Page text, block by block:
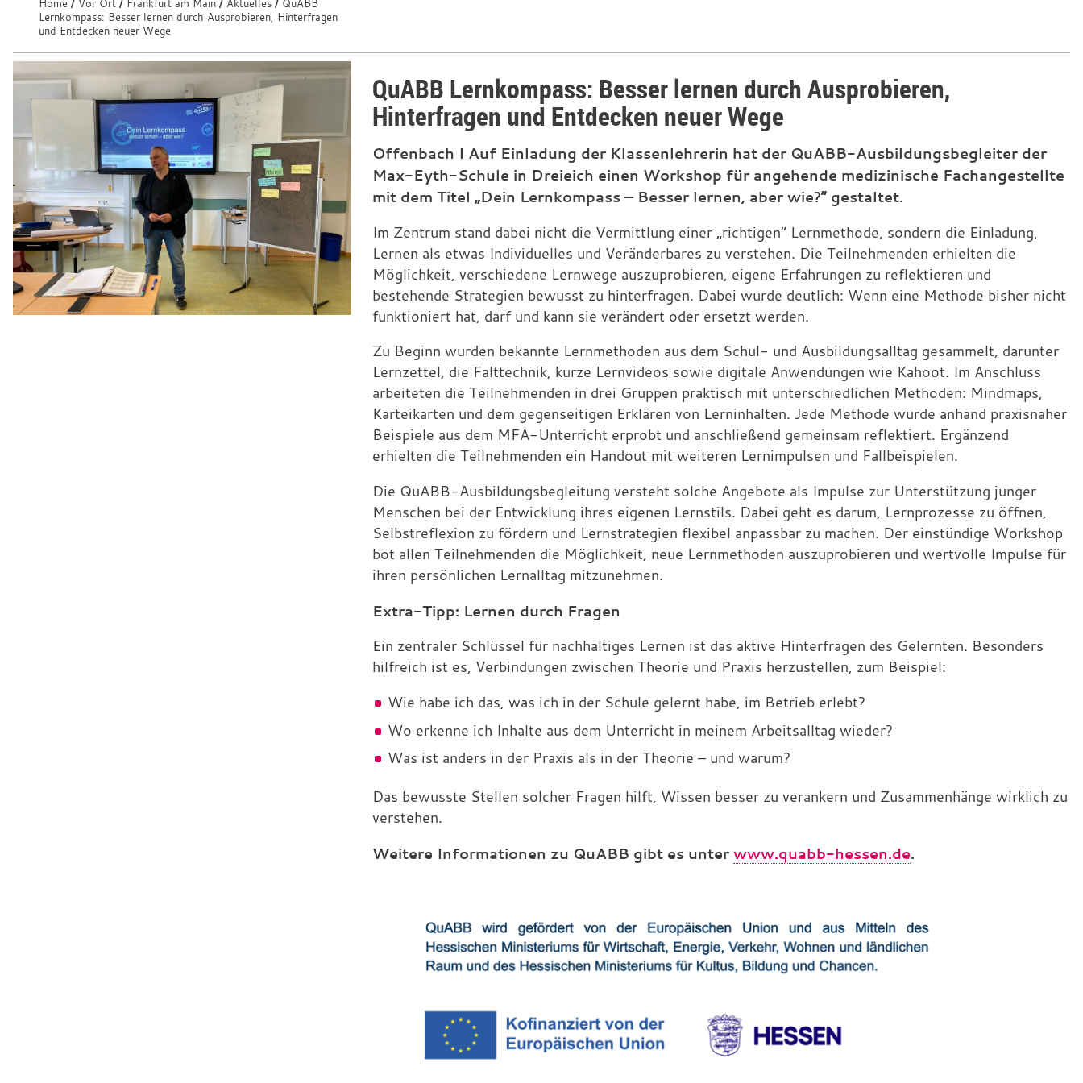
S
i
e
s
i
n
r
Home Vor Ort Frankfurt am Main Aktuelles
QuABB
Lernkompass: Besser lernen durch Ausprobieren, Hinterfragen
und Entdecken neuer Wege
QuABB Lernkompass: Besser lernen durch Ausprobieren,
Hinterfragen und Entdecken neuer Wege
Offenbach I Auf Einladung der Klassenlehrerin hat der QuABB-Ausbildungsbegleiter der
Max-Eyth-Schule in Dreieich einen Workshop für angehende medizinische Fachangestellte
mit dem Titel „Dein Lernkompass – Besser lernen, aber wie?“ gestaltet.
Im Zentrum stand dabei nicht die Vermittlung einer „richtigen“ Lernmethode, sondern die Einladung,
Lernen als etwas Individuelles und Veränderbares zu verstehen. Die Teilnehmenden erhielten die
Möglichkeit, verschiedene Lernwege auszuprobieren, eigene Erfahrungen zu reflektieren und
bestehende Strategien bewusst zu hinterfragen. Dabei wurde deutlich: Wenn eine Methode bisher nicht
funktioniert hat, darf und kann sie verändert oder ersetzt werden.
Zu Beginn wurden bekannte Lernmethoden aus dem Schul- und Ausbildungsalltag gesammelt, darunter
Lernzettel, die Falttechnik, kurze Lernvideos sowie digitale Anwendungen wie Kahoot. Im Anschluss
arbeiteten die Teilnehmenden in drei Gruppen praktisch mit unterschiedlichen Methoden: Mindmaps,
Karteikarten und dem gegenseitigen Erklären von Lerninhalten. Jede Methode wurde anhand praxisnaher
Beispiele aus dem MFA-Unterricht erprobt und anschließend gemeinsam reflektiert. Ergänzend
erhielten die Teilnehmenden ein Handout mit weiteren Lernimpulsen und Fallbeispielen.
Die QuABB-Ausbildungsbegleitung versteht solche Angebote als Impulse zur Unterstützung junger
Menschen bei der Entwicklung ihres eigenen Lernstils. Dabei geht es darum, Lernprozesse zu öffnen,
Selbstreflexion zu fördern und Lernstrategien flexibel anpassbar zu machen. Der einstündige Workshop
bot allen Teilnehmenden die Möglichkeit, neue Lernmethoden auszuprobieren und wertvolle Impulse für
ihren persönlichen Lernalltag mitzunehmen.
Extra-Tipp: Lernen durch Fragen
Ein zentraler Schlüssel für nachhaltiges Lernen ist das aktive Hinterfragen des Gelernten. Besonders
hilfreich ist es, Verbindungen zwischen Theorie und Praxis herzustellen, zum Beispiel:
Wie habe ich das, was ich in der Schule gelernt habe, im Betrieb erlebt?
Wo erkenne ich Inhalte aus dem Unterricht in meinem Arbeitsalltag wieder?
Was ist anders in der Praxis als in der Theorie – und warum?
Das bewusste Stellen solcher Fragen hilft, Wissen besser zu verankern und Zusammenhänge wirklich zu
verstehen.
Weitere Informationen zu QuABB gibt es unterwww.quabb-hessen.de.